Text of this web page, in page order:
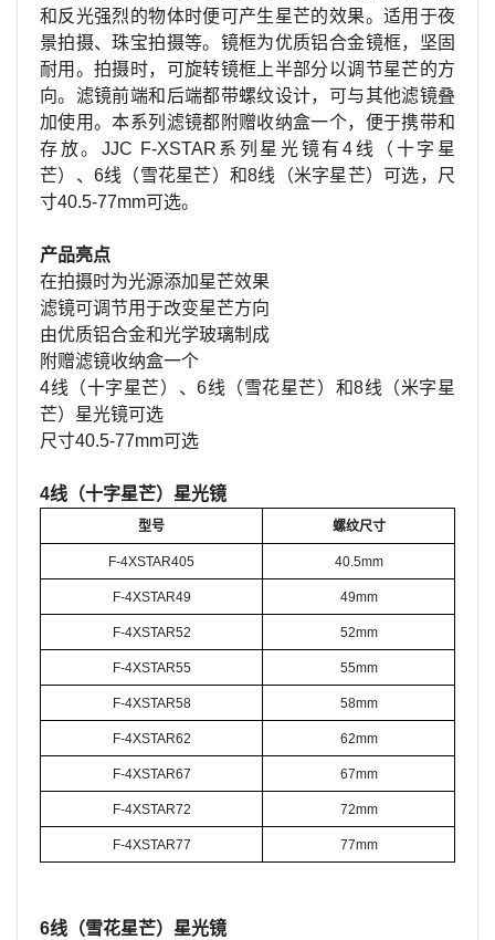
和反光强烈的物体时便可产生星芒的效果。适用于夜
景拍摄、珠宝拍摄等。镜框为优质铝合金镜框，坚固
耐用。拍摄时，可旋转镜框上半部分以调节星芒的方
向。滤镜前端和后端都带螺纹设计，可与其他滤镜叠
加使用。本系列滤镜都附赠收纳盒一个，便于携带和
存放。JJC F-XSTAR系列星光镜有4线（十字星
芒）、6线（雪花星芒）和8线（米字星芒）可选，尺
寸40.5-77mm可选。
产品亮点
在拍摄时为光源添加星芒效果
滤镜可调节用于改变星芒方向
由优质铝合金和光学玻璃制成
附赠滤镜收纳盒一个
4线（十字星芒）、6线（雪花星芒）和8线（米字星
芒）星光镜可选
尺寸40.5-77mm可选
4线（十字星芒）星光镜
型号 螺纹尺寸
F-4XSTAR405 40.5mm
F-4XSTAR49 49mm
F-4XSTAR52 52mm
F-4XSTAR55 55mm
F-4XSTAR58 58mm
F-4XSTAR62 62mm
F-4XSTAR67 67mm
F-4XSTAR72 72mm
F-4XSTAR77 77mm
6线（雪花星芒）星光镜